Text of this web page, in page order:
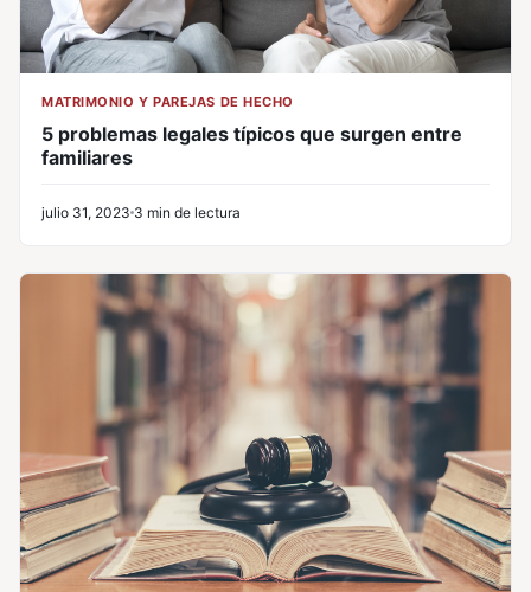
MATRIMONIO Y PAREJAS DE HECHO
5 problemas legales típicos que surgen entre
familiares
julio 31, 2023 3 min de lectura